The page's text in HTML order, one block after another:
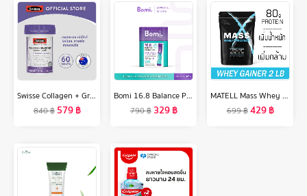
Swisse Collagen + Grape Seed สวิสเซ คอลลาเจน + เกรปซีด
840฿ 579฿
Bomi 16.8 Balance Probiotics (14 x 3g) โบมิ โพรไบโอติกส์ พร้อมทาน
790฿ 329฿
MATELL Mass Whey Protein Gainer 2 lb แมส เวย์ โปรตีน 2ปอนด์ หรือ 908กรัม Non Soy ซอย
699฿429฿